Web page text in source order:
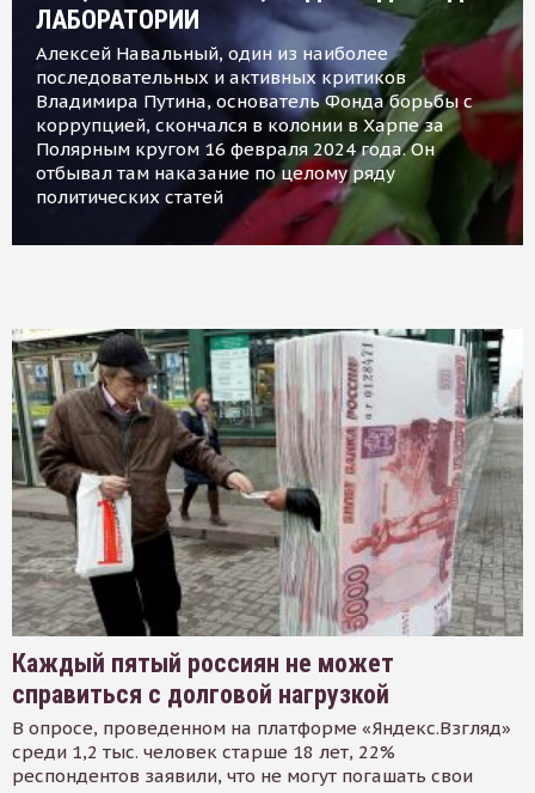
ЛАБОРАТОРИИ
Алексей Навальный, один из наиболее
последовательных и активных критиков
Владимира Путина, основатель Фонда борьбы с
коррупцией, скончался в колонии в Харпе за
Полярным кругом 16 февраля 2024 года. Он
отбывал там наказание по целому ряду
политических статей
Каждый пятый россиян не может
справиться с долговой нагрузкой
В опросе, проведенном на платформе «Яндекс.Взгляд»
среди 1,2 тыс. человек старше 18 лет, 22%
респондентов заявили, что не могут погашать свои